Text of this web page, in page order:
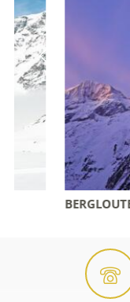
BERGLOUTER